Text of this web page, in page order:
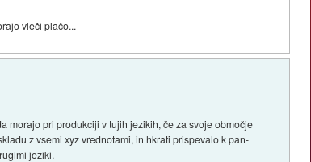
vleči plačo...
morajo pri produkciji v tujih jezikih, če za svoje območje
z vsemi xyz vrednotami, in hkrati prispevalo k pan-
jeziki.